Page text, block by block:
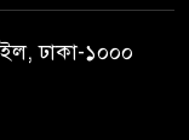
ঢাকা-১০০০